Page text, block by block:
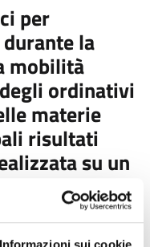
per
la
mobilità
ordinativi
materie
risultati
su un
imprese